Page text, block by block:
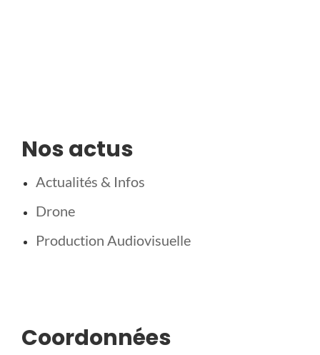
Nos actus
Actualités & Infos
Drone
Production Audiovisuelle
Coordonnées